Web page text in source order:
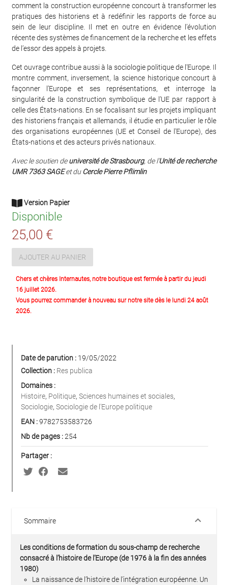
comment la construction européenne concourt à transformer les
pratiques des historiens et à redéfinir les rapports de force au
sein de leur discipline. Il met en outre en évidence l’évolution
récente des systèmes de financement de la recherche et les effets
de l’essor des appels à projets.
Cet ouvrage contribue aussi à la sociologie politique de l’Europe. Il
montre comment, inversement, la science historique concourt à
façonner l’Europe et ses représentations, et interroge la
singularité de la construction symbolique de l’UE par rapport à
celle des États-nations. En se focalisant sur les projets impliquant
des historiens français et allemands, il étudie en particulier le rôle
des organisations européennes (UE et Conseil de l’Europe), des
États-nations et des acteurs privés nationaux.
Avec le soutien deuniversité de Strasbourg, de l'Unité de recherche
UMR 7363 SAGEet duCercle Pierre Pflimlin
Version Papier
Disponible
25,00 €
AJOUTER AU PANIER
Chers et chères Internautes, notre boutique est fermée à partir du jeudi
16 juillet 2026.
Vous pourrez commander à nouveau sur notre site dès le lundi 24 août
2026.
Date de parution : 19/05/2022
Collection : Res publica
Domaines :
Histoire, Politique, Sciences humaines et sociales,
Sociologie, Sociologie de l'Europe politique
EAN :9782753583726
Nb de pages :254
Partager :
Sommaire keyboard_arrow_down
Les conditions de formation du sous-champ de recherche
consacré à l’histoire de l’Europe (de 1976 à la fin des années
1980)
La naissance de l’histoire de l’intégration européenne. Un